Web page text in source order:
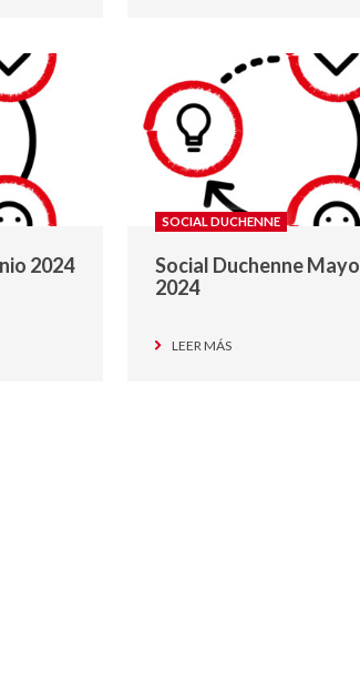
2024
SOCIAL DUCHENNE
Social Duchenne Mayo
2024
LEER MÁS